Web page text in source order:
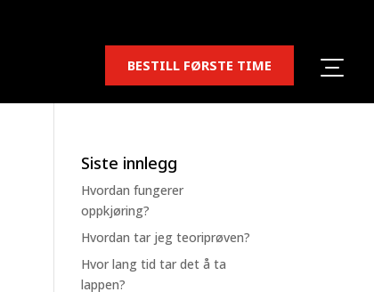
BESTILL FØRSTE TIME
Siste innlegg
Hvordan fungerer
oppkjøring?
Hvordan tar jeg teoriprøven?
Hvor lang tid tar det å ta
lappen?